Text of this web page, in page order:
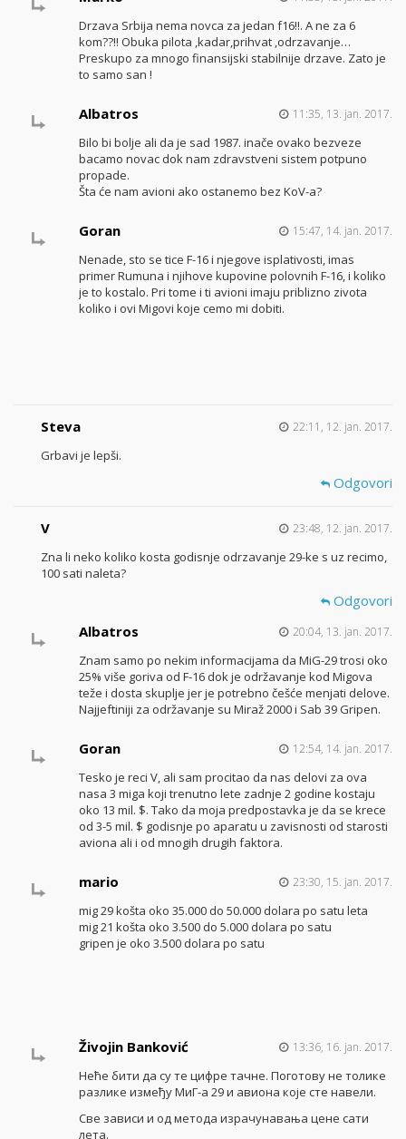
Drzava Srbija nema novca za jedan f16!!. A ne za 6
kom??!! Obuka pilota ,kadar,prihvat ,odrzavanje…
Preskupo za mnogo finansijski stabilnije drzave. Zato je
to samo san !
Albatros 11:35, 13. jan. 2017.
Bilo bi bolje ali da je sad 1987. inače ovako bezveze
bacamo novac dok nam zdravstveni sistem potpuno
propade.
Šta će nam avioni ako ostanemo bez KoV-a?
Goran 15:47, 14. jan. 2017.
Nenade, sto se tice F-16 i njegove isplativosti, imas
primer Rumuna i njihove kupovine polovnih F-16, i koliko
je to kostalo. Pri tome i ti avioni imaju priblizno zivota
koliko i ovi Migovi koje cemo mi dobiti.
Steva 22:11, 12. jan. 2017.
Grbavi je lepši.
Odgovori
V 23:48, 12. jan. 2017.
Zna li neko koliko kosta godisnje odrzavanje 29-ke s uz recimo,
100 sati naleta?
Odgovori
Albatros
20:04, 13. jan. 2017.
Znam samo po nekim informacijama da MiG-29 trosi oko
25% više goriva od F-16 dok je održavanje kod Migova
teže i dosta skuplje jer je potrebno češće menjati delove.
Najjeftiniji za održavanje su Miraž 2000 i Sab 39 Gripen.
Goran 12:54, 14. jan. 2017.
Tesko je reci V, ali sam procitao da nas delovi za ova
nasa 3 miga koji trenutno lete zadnje 2 godine kostaju
oko 13 mil. $. Tako da moja predpostavka je da se krece
od 3-5 mil. $ godisnje po aparatu u zavisnosti od starosti
aviona ali i od mnogih drugih faktora.
mario 23:30, 15. jan. 2017.
mig 29 košta oko 35.000 do 50.000 dolara po satu leta
mig 21 košta oko 3.500 do 5.000 dolara po satu
gripen je oko 3.500 dolara po satu
Živojin Banković 13:36, 16. jan. 2017.
Неће бити да су те цифре тачне. Поготову не толике
разлике између МиГ-а 29 и авиона које сте навели.
Све зависи и од метода израчунавања цене сати
лета.